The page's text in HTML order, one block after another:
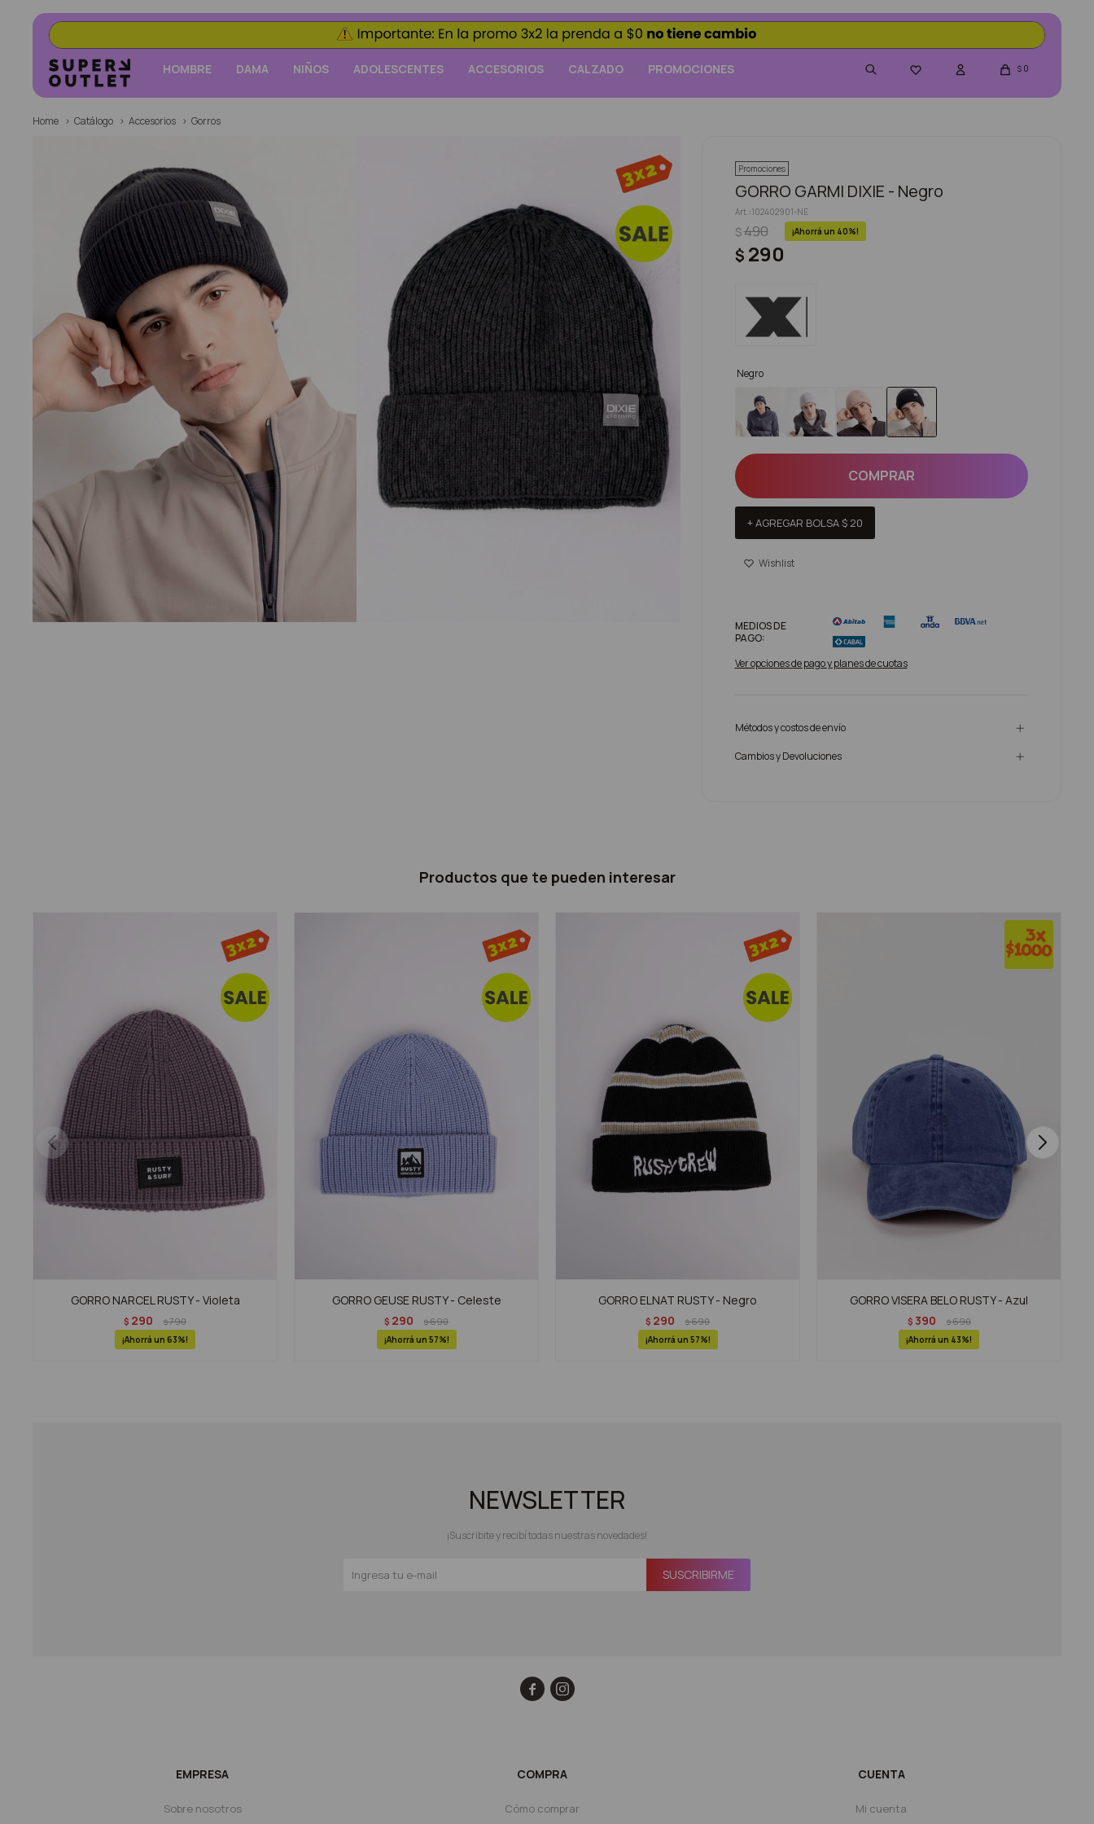
HOMBRE DAMA NIÑOS ADOLESCENTES ACCESORIOS CALZADO PROMOCIONES  $ 0
Home Catálogo Accesorios Gorros
Promociones
GORRO GARMI DIXIE - Negro
102402901-NE
$ 290
$490 40
Negro
COMPRAR
+ AGREGAR BOLSA$ 20
MEDIOS DE
PAGO:
Ver opciones de pago y planes de cuotas
Métodos y costos de envío
Cambios y Devoluciones
Productos que te pueden interesar
GORRO NARCEL RUSTY - Violeta
$ 290 $790
63
GORRO GEUSE RUSTY - Celeste
$ 290 $690
57
GORRO ELNAT RUSTY - Negro
$ 290 $690
57
GORRO VISERA BELO RUSTY - Azul
$ 390 $690
43
EMPRESA
Sobre nosotros
COMPRA
Cómo comprar
CUENTA
Mi cuenta
NEWSLETTER
¡Suscribite y recibí todas nuestras novedades!
SUSCRIBIRME
 